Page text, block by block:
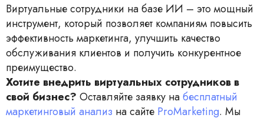
Виртуальные сотрудники на базе ИИ – это мощный
инструмент, который позволяет компаниям повысить
эффективность маркетинга, улучшить качество
обслуживания клиентов и получить конкурентное
преимущество.
Хотите внедрить виртуальных сотрудников в
свой бизнес? Оставляйте заявку набесплатный
маркетинговый анализ на сайте ProMarketing. Мы